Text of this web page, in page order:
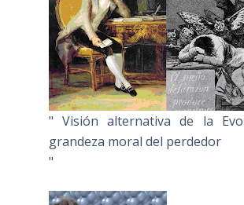
" Visión alternativa de la
grandeza moral del perdedor
"